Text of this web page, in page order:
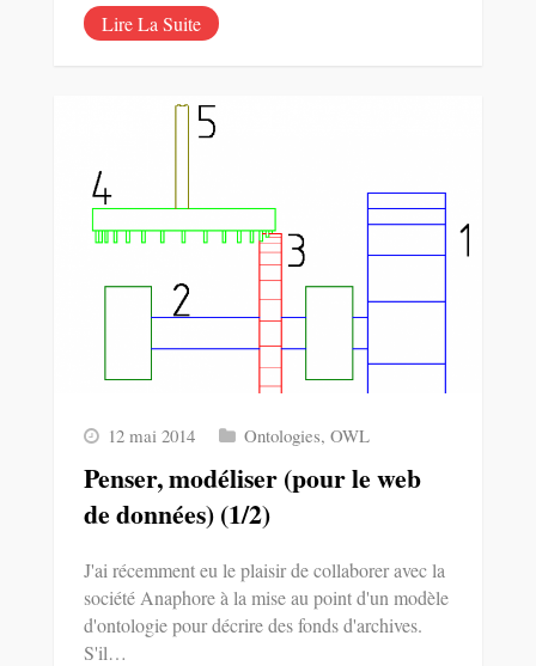
Lire La Suite
12 mai 2014 Ontologies, OWL
Penser, modéliser (pour le web
de données) (1/2)
J'ai récemment eu le plaisir de collaborer avec la
société Anaphore à la mise au point d'un modèle
d'ontologie pour décrire des fonds d'archives.
S'il…